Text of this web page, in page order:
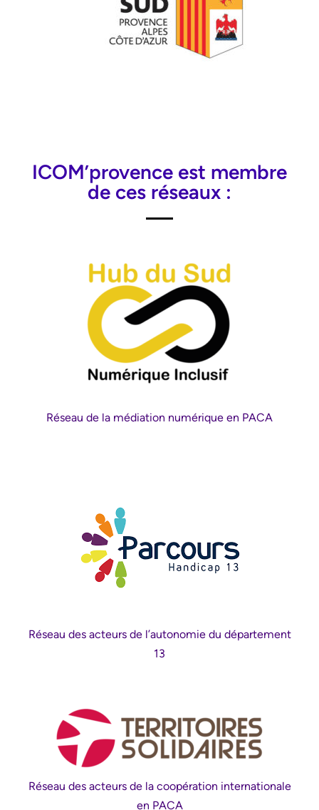
ICOM’provence est membre
de ces réseaux :
Réseau de la médiation numérique en PACA
Réseau des acteurs de l’autonomie du département
13
Réseau des acteurs de la coopération internationale
en PACA